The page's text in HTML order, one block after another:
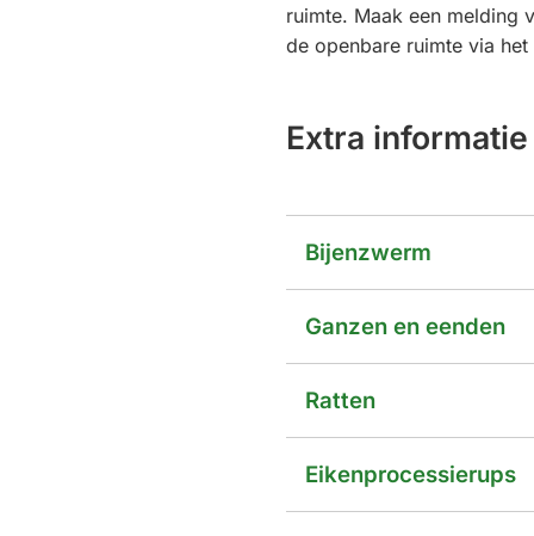
ruimte. Maak een melding
de openbare ruimte via het
Extra informatie
Bijenzwerm
Ganzen en eenden
Ratten
Eikenprocessierups